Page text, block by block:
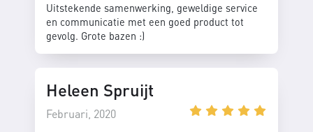
Uitstekende samenwerking, geweldige service
en communicatie met een goed product tot
gevolg. Grote bazen :)
Heleen Spruijt
Februari, 2020